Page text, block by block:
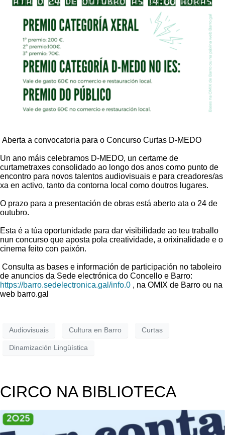
Aberta a convocatoria para o Concurso Curtas D-MEDO
Un ano máis celebramos D-MEDO, un certame de
curtametraxes consolidado ao longo dos anos como punto de
encontro para novos talentos audiovisuais e para creadores/as
xa en activo, tanto da contorna local como doutros lugares.
O prazo para a presentación de obras está aberto ata o 24 de
outubro.
Esta é a túa oportunidade para dar visibilidade ao teu traballo
nun concurso que aposta pola creatividade, a orixinalidade e o
cinema feito con paixón.
Consulta as bases e información de participación no taboleiro
de anuncios da Sede electrónica do Concello e Barro:
https://barro.sedelectronica.gal/info.0 , na OMIX de Barro ou na
web barro.gal
Audiovisuais Cultura en Barro Curtas
Dinamización Lingüística
CIRCO NA BIBLIOTECA